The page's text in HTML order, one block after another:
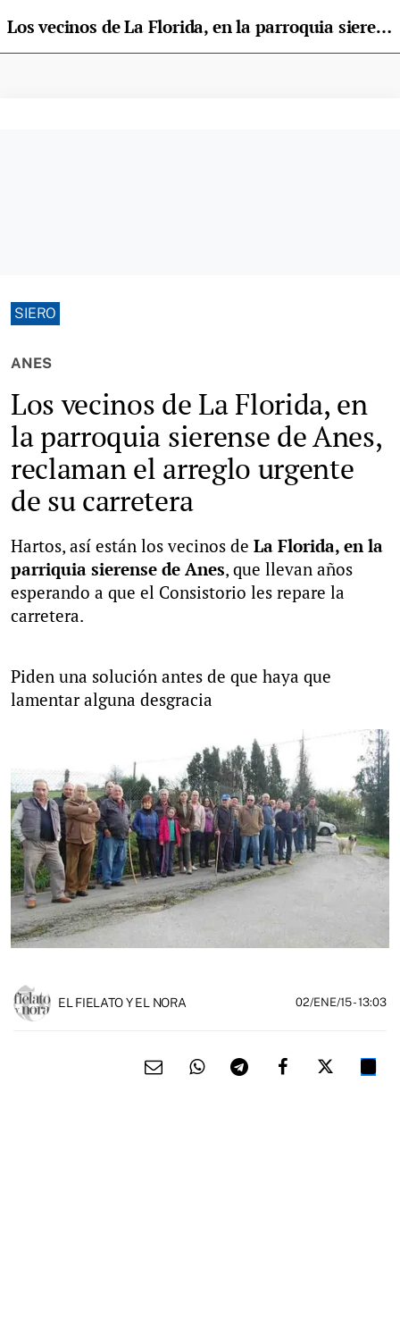
Los vecinos de La Florida, en la parroquia sierense de Anes, reclaman el arreglo urgente de su carretera
SIERO
ANES
Los vecinos de La Florida, en
la parroquia sierense de Anes,
reclaman el arreglo urgente
de su carretera
Hartos, así están los vecinos de La Florida, en la
parriquia sierense de Anes, que llevan años
esperando a que el Consistorio les repare la
carretera.
Piden una solución antes de que haya que
lamentar alguna desgracia
EL FIELATO Y EL NORA 02/ENE/15- 13:03